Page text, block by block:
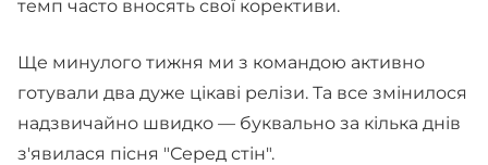
темп часто вносять свої корективи.
Ще минулого тижня ми з командою активно
готували два дуже цікаві релізи. Та все змінилося
надзвичайно швидко — буквально за кілька днів
з'явилася пісня "Серед стін".